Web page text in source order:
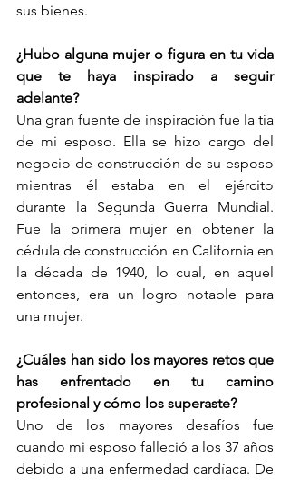
sus bienes.
¿Hubo alguna mujer o figura en tu vida
que te haya inspirado a seguir
adelante?
Una gran fuente de inspiración fue la tía
de mi esposo. Ella se hizo cargo del
negocio de construcción de su esposo
mientras él estaba en el ejército
durante la Segunda Guerra Mundial.
Fue la primera mujer en obtener la
cédula de construcción en California en
la década de 1940, lo cual, en aquel
entonces, era un logro notable para
una mujer.
¿Cuáles han sido los mayores retos que
has enfrentado en tu camino
profesional y cómo los superaste?
Uno de los mayores desafíos fue
cuando mi esposo falleció a los 37 años
debido a una enfermedad cardíaca. De